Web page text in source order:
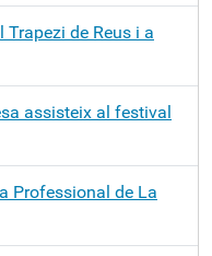
de Reus i a
assisteix al festival
Professional de La